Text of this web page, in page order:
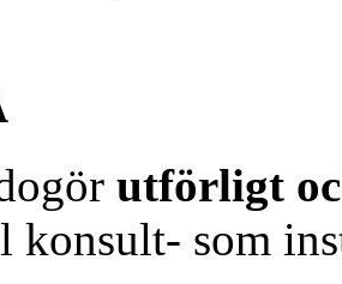
utförligt
konsult- som